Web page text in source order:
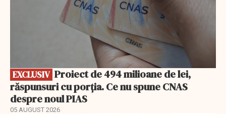
EXCLUSIV
răspunsuri cu porția. Ce nu spune CNAS
despre noul PIAS
05 AUGUST 2026